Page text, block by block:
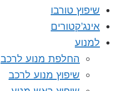
שיפוץ טורבו
אינג’קטורים
למנוע
החלפת מנוע לרכב
שיפוץ מנוע לרכב